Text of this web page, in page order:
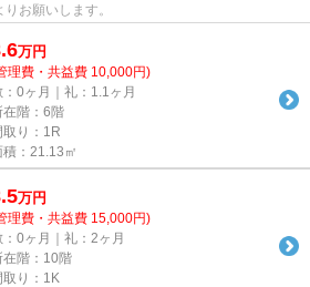
お願いします。
万円
理費・共益費 10,000円)
：0ヶ月｜礼：1.1ヶ月
在階：6階
取り：1R
積：21.13㎡
万円
理費・共益費 15,000円)
：0ヶ月｜礼：2ヶ月
在階：10階
取り：1K